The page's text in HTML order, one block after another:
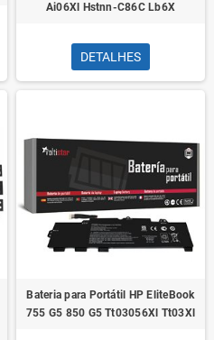
Ai06Xl Hstnn-C86C Lb6X
DETALHES
Bateria para Portátil HP EliteBook
755 G5 850 G5 Tt03056Xl Tt03Xl